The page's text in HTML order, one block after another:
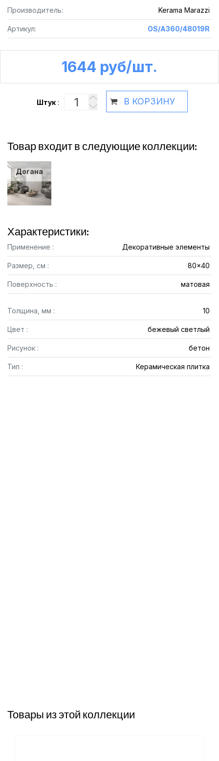
Производитель: Kerama Marazzi
Артикул: OS/A360/48019R
1644 руб /шт.
Штук: В КОРЗИНУ
Товар входит в следующие коллекции:
Догана
Характеристики:
Применение : Декоративные элементы
Размер, см : 80x40
Поверхность : матовая
Толщина, мм : 10
Цвет : бежевый светлый
Рисунок : бетон
Тип : Керамическая плитка
Товары из этой коллекции